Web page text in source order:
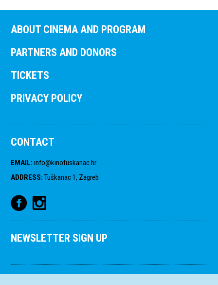
ABOUT CINEMA AND PROGRAM
PARTNERS AND DONORS
TICKETS
PRIVACY POLICY
CONTACT
EMAIL: info@kinotuskanac.hr
ADDRESS: Tuškanac 1, Zagreb
NEWSLETTER SIGN UP